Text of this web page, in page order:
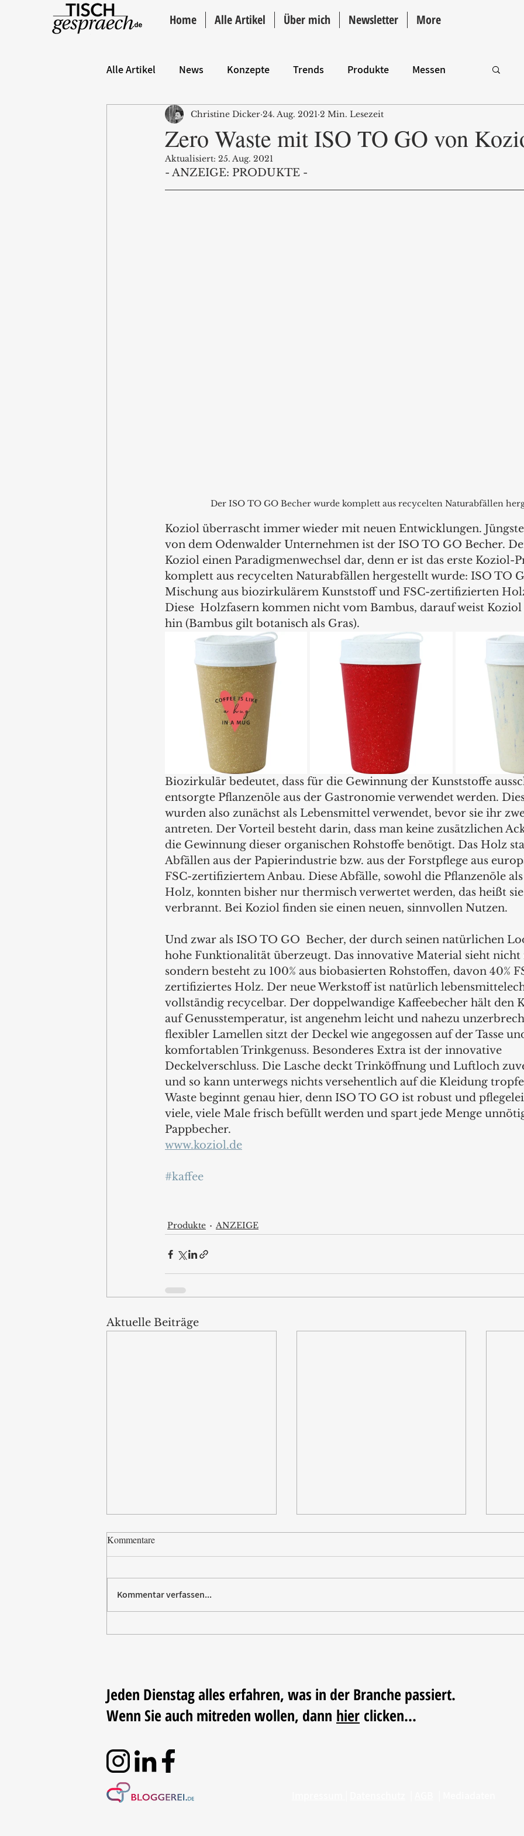
Home Alle Artikel Über mich Newsletter More
Alle Artikel News Konzepte Trends Produkte Messen
Hintergrund ANZEIGE Intro
Zero Waste mit ISO TO GO von
Christine Dicker 24. Aug. 2021 2 Min. Lesezeit
Aktualisiert: 25. Aug. 2021
- ANZEIGE: PRODUKTE -
Der ISO TO GO Becher wurde komplett aus recycelten Naturabfällen
Koziol überrascht immer wieder mit neuen Entwicklungen.
von dem Odenwalder Unternehmen ist der ISO TO GO Becher.
Koziol einen Paradigmenwechsel dar, denn er ist das erste Koziol-
komplett aus recycelten Naturabfällen hergestellt wurde: ISO TO
Mischung aus biozirkulärem Kunststoff und FSC-zertifizierten
Diese  Holzfasern kommen nicht vom Bambus, darauf weist
hin (Bambus gilt botanisch als Gras).
Biozirkulär bedeutet, dass für die Gewinnung der Kunststoffe
entsorgte Pflanzenöle aus der Gastronomie verwendet werden.
wurden also zunächst als Lebensmittel verwendet, bevor sie ihr
antreten. Der Vorteil besteht darin, dass man keine zusätzlichen
die Gewinnung dieser organischen Rohstoffe benötigt. Das Holz
Abfällen aus der Papierindustrie bzw. aus der Forstpflege aus
FSC-zertifiziertem Anbau. Diese Abfälle, sowohl die Pflanzenöle als
Holz, konnten bisher nur thermisch verwertet werden, das heißt
verbrannt. Bei Koziol finden sie einen neuen, sinnvollen Nutzen.
Und zwar als ISO TO GO  Becher, der durch seinen natürlichen
hohe Funktionalität überzeugt. Das innovative Material sieht nicht
sondern besteht zu 100% aus biobasierten Rohstoffen, davon 40%
zertifiziertes Holz. Der neue Werkstoff ist natürlich
vollständig recycelbar. Der doppelwandige Kaffeebecher hält den
auf Genusstemperatur, ist angenehm leicht und nahezu
flexibler Lamellen sitzt der Deckel wie angegossen auf der Tasse
komfortablen Trinkgenuss. Besonderes Extra ist der innovative
Deckelverschluss. Die Lasche deckt Trinköffnung und Luftloch
und so kann unterwegs nichts versehentlich auf die Kleidung
Waste beginnt genau hier, denn ISO TO GO ist robust und
viele, viele Male frisch befüllt werden und spart jede Menge
Pappbecher.
www.koziol.de
#kaffee
Produkte ANZEIGE
Aktuelle Beiträge
Kommentare
Kommentar verfassen...
Jeden Dienstag alles erfahren, was in der Branche passiert.
Wenn Sie auch mitreden wollen, dann hier clicken...